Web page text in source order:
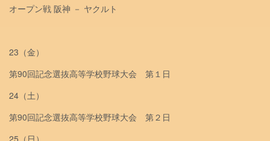
オープン戦 阪神 － ヤクルト
23（金）
第90回記念選抜高等学校野球大会 第１日
24（土）
第90回記念選抜高等学校野球大会 第２日
25（日）